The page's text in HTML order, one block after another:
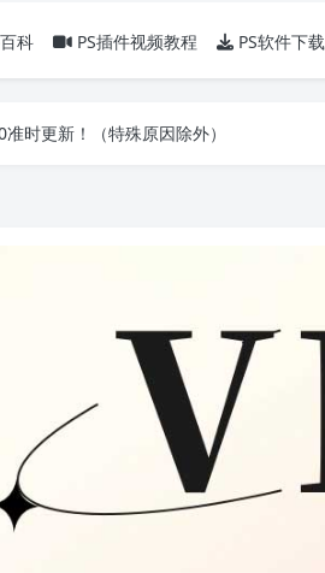
科 PS插件视频教程 PS软件下载
时更新！（特殊原因除外）
时更新！（特殊原因除外）